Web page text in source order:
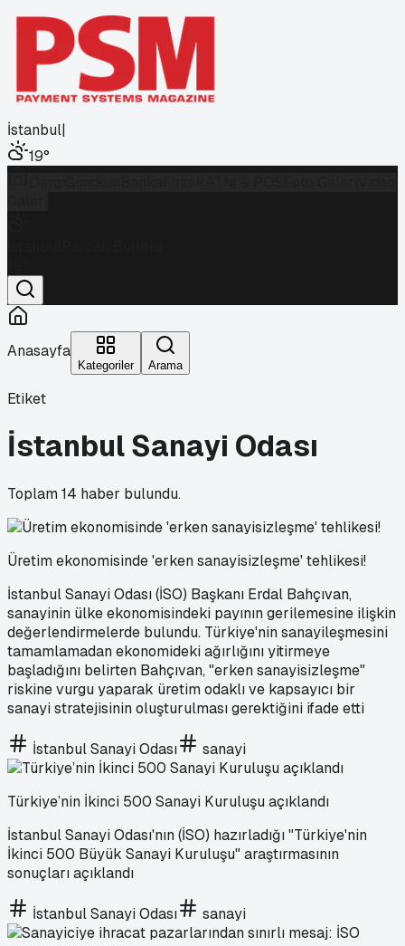
İstanbul|
19°
Anasayfa
Kategoriler Arama
Etiket
İstanbul Sanayi Odası
Toplam14 haber bulundu.
Üretim ekonomisinde 'erken sanayisizleşme' tehlikesi!
İstanbul Sanayi Odası (İSO) Başkanı Erdal Bahçıvan,
sanayinin ülke ekonomisindeki payının gerilemesine ilişkin
değerlendirmelerde bulundu. Türkiye'nin sanayileşmesini
tamamlamadan ekonomideki ağırlığını yitirmeye
başladığını belirten Bahçıvan, "erken sanayisizleşme"
riskine vurgu yaparak üretim odaklı ve kapsayıcı bir
sanayi stratejisinin oluşturulması gerektiğini ifade etti
İstanbul Sanayi Odası sanayi
Türkiye’nin İkinci 500 Sanayi Kuruluşu açıklandı
İstanbul Sanayi Odası'nın (İSO) hazırladığı "Türkiye'nin
İkinci 500 Büyük Sanayi Kuruluşu" araştırmasının
sonuçları açıklandı
İstanbul Sanayi Odası sanayi